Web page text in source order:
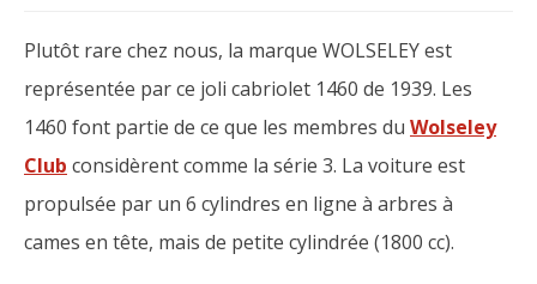
Plutôt rare chez nous, la marque WOLSELEY est
représentée par ce joli cabriolet 1460 de 1939. Les
1460 font partie de ce que les membres du Wolseley
Club considèrent comme la série 3. La voiture est
propulsée par un 6 cylindres en ligne à arbres à
cames en tête, mais de petite cylindrée (1800 cc).